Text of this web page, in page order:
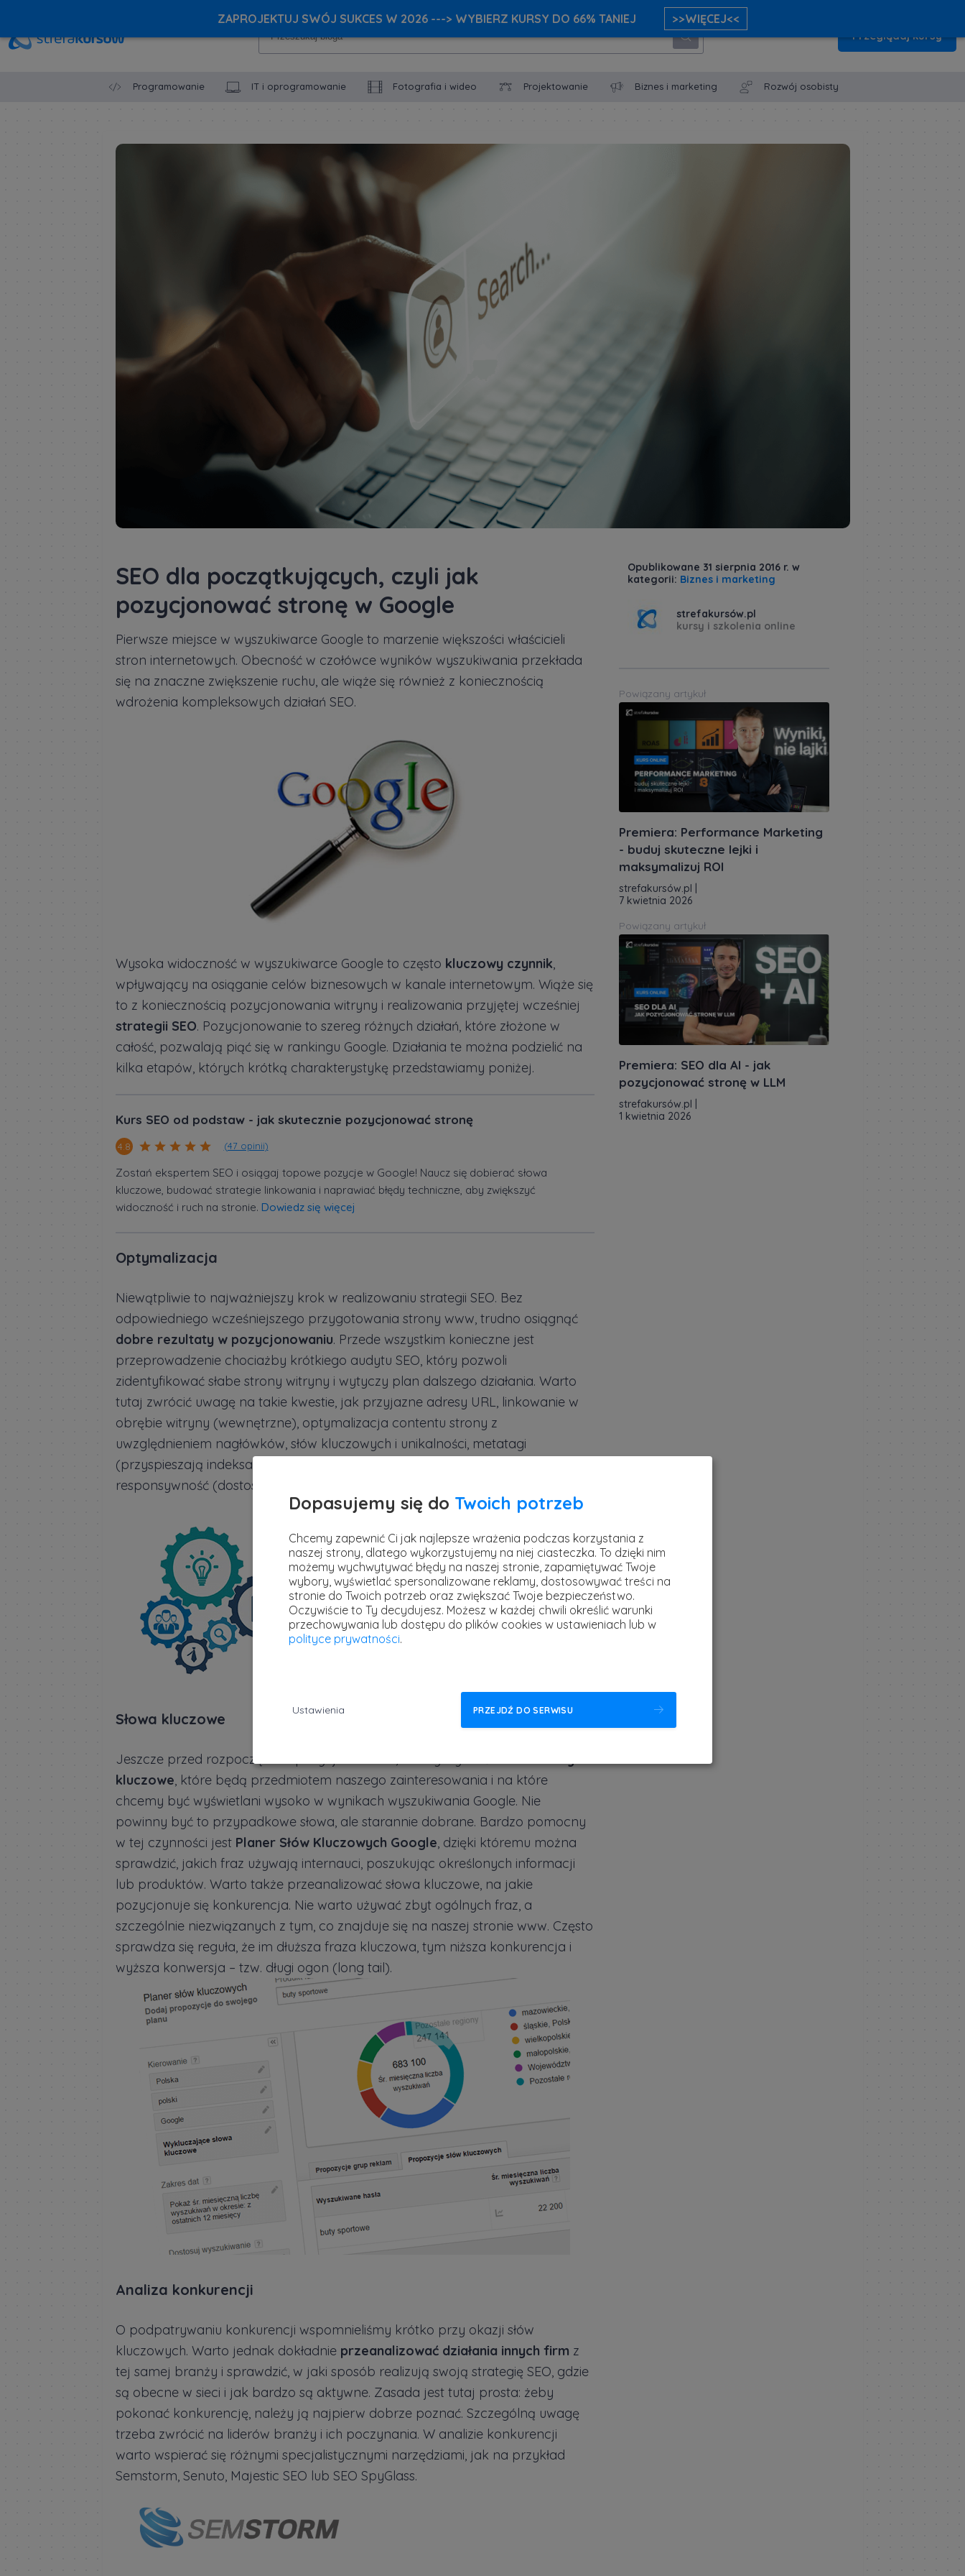
Przeglądaj kursy
Programowanie IT i oprogramowanie Fotografia i wideo Projektowanie Biznes i marketing Rozwój osobisty
SEO dla początkujących, czyli jak
pozycjonować stronę w Google
Pierwsze miejsce w wyszukiwarce Google to marzenie większości właścicieli
stron internetowych. Obecność w czołówce wyników wyszukiwania przekłada
się na znaczne zwiększenie ruchu, ale wiąże się również z koniecznością
wdrożenia kompleksowych działań SEO.
Wysoka widoczność w wyszukiwarce Google to często kluczowy czynnik
wpływający na osiąganie celów biznesowych w kanale internetowym. Wiąże się
to z koniecznością pozycjonowania witryny i realizowania przyjętej wcześniej
strategii SEO. Pozycjonowanie to szereg różnych działań, które złożone w
całość, pozwalają piąć się w rankingu Google. Działania te można podzielić na
kilka etapów, których krótką charakterystykę przedstawiamy poniżej.
Kurs SEO od podstaw - jak skutecznie pozycjonować stronę
4.8 (47 opinii)
Zostań ekspertem SEO i osiągaj topowe pozycje w Google! Naucz się dobierać słowa
kluczowe, budować strategie linkowania i naprawiać błędy techniczne, aby zwiększyć
widoczność i ruch na stronie. Dowiedz się więcej
Optymalizacja
Niewątpliwie to najważniejszy krok w realizowaniu strategii SEO. Bez
odpowiedniego wcześniejszego przygotowania strony www, trudno osiągnąć
dobre rezultaty w pozycjonowaniu. Przede wszystkim konieczne jest
przeprowadzenie chociażby krótkiego audytu SEO, który pozwoli
zidentyfikować słabe strony witryny i wytyczy plan dalszego działania. Warto
tutaj zwrócić uwagę na takie kwestie, jak przyjazne adresy URL, linkowanie w
obrębie witryny (wewnętrzne), optymalizacja contentu strony z
uwzględnieniem nagłówków, słów kluczowych i unikalności, metatagi
(przyspieszają indeksację serwisu) i szybkość ładowania strony oraz jej
responsywność (dostosowanie do wyświetlania na urządzeniach mobilnych).
Słowa kluczowe
Jeszcze przed rozpoczęciem pozycjonowania, należy wybrać
kluczowe , które będą przedmiotem naszego zainteresowania i na które
chcemy być wyświetlani wysoko w wynikach wyszukiwania Google. Nie
powinny być to przypadkowe słowa, ale starannie dobrane. Bardzo pomocny
w tej czynności jest Planer Słów Kluczowych Google , dzięki któremu można
sprawdzić, jakich fraz używają internauci, poszukując określonych informacji
lub produktów. Warto także przeanalizować słowa kluczowe, na jakie
pozycjonuje się konkurencja. Nie warto używać zbyt ogólnych fraz, a
szczególnie niezwiązanych z tym, co znajduje się na naszej stronie www. Często
sprawdza się reguła, że im dłuższa fraza kluczowa, tym niższa konkurencja i
wyższa konwersja – tzw. długi ogon (long tail).
Analiza konkurencji
O podpatrywaniu konkurencji wspomnieliśmy krótko przy okazji słów
kluczowych. Warto jednak dokładnie przeanalizować działania innych firm z
tej samej branży i sprawdzić, w jaki sposób realizują swoją strategię SEO, gdzie
są obecne w sieci i jak bardzo są aktywne. Zasada jest tutaj prosta: żeby
pokonać konkurencję, należy ją najpierw dobrze poznać. Szczególną uwagę
trzeba zwrócić na liderów branży i ich poczynania. W analizie konkurencji
warto wspierać się różnymi specjalistycznymi narzędziami, jak na przykład
Semstorm, Senuto, Majestic SEO lub SEO SpyGlass.
Opublikowane 31 sierpnia 2016 r. w
kategorii: Biznes i marketing
strefakursów.pl
kursy i szkolenia online
Powiązany artykuł
Premiera: Performance Marketing
- buduj skuteczne lejki i
maksymalizuj ROI
strefakursów.pl
7 kwietnia 2026
Powiązany artykuł
Premiera: SEO dla AI - jak
pozycjonować stronę w LLM
strefakursów.pl
1 kwietnia 2026
Dopasujemy się do Twoich potrzeb
Chcemy zapewnić Ci jak najlepsze wrażenia podczas korzystania z
naszej strony, dlatego wykorzystujemy na niej ciasteczka. To dzięki nim
możemy wychwytywać błędy na naszej stronie, zapamiętywać Twoje
wybory, wyświetlać spersonalizowane reklamy, dostosowywać treści na
stronie do Twoich potrzeb oraz zwiększać Twoje bezpieczeństwo.
Oczywiście to Ty decydujesz. Możesz w każdej chwili określić warunki
przechowywania lub dostępu do plików cookies w ustawieniach lub w
polityce prywatności.
Ustawienia PRZEJDŹ DO SERWISU
ZAPROJEKTUJ SWÓJ SUKCES W 2026 ---> WYBIERZ KURSY DO 66% TANIEJ >>WIĘCEJ<<